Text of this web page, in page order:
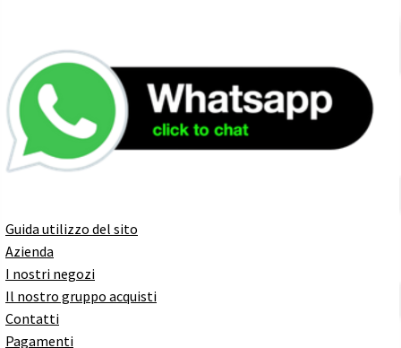
Guida utilizzo del sito
Azienda
I nostri negozi
Il nostro gruppo acquisti
Contatti
Pagamenti